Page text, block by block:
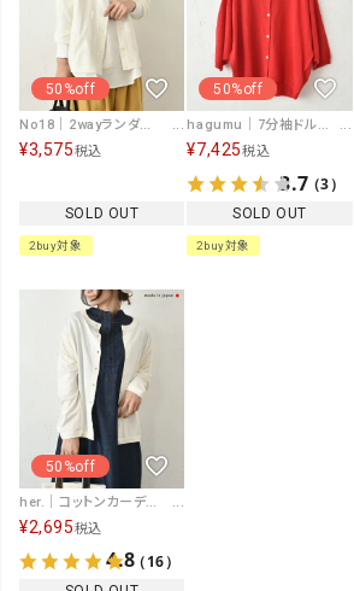
50%off
No18｜2wayランダムドットカーデ [[852418]][C]
¥3,575税込
SOLD OUT
2buy対象
50%off
hagumu｜7分袖ドルマンスリーブリネンカーデ [[ha-CD-27]][C]
¥7,425税込
3.7（3）
SOLD OUT
2buy対象
50%off
her.｜コットンカーディガン [[MA-3215]][C]
¥2,695税込
4.8（16）